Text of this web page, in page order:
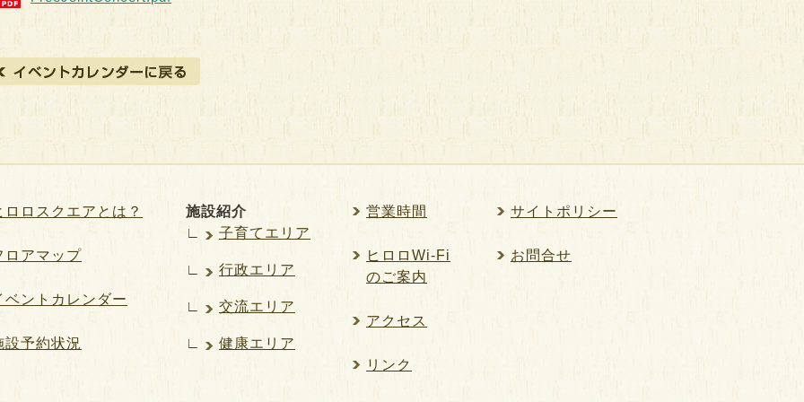
ロロスクエアとは？
ロアマップ
ベントカレンダー
設予約状況
施設紹介
∟
子育てエリア
∟ 行政エリア
∟ 交流エリア
∟ 健康エリア
営業時間
ヒロロWi-Fi
のご案内
アクセス
リンク
サイトポリシー
お問合せ